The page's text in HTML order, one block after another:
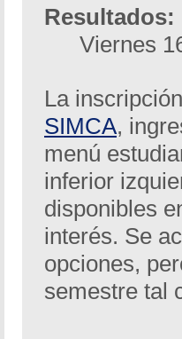
Resultados:
Viernes
La
SIMCA,
menú
inferior
disponibles
interés. Se
opciones,
semestre tal